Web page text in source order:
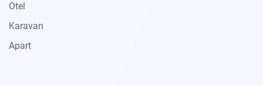
Otel
Karavan
Apart